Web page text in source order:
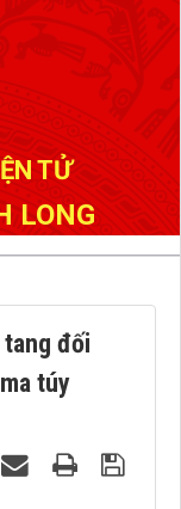
TỬ
LONG
tang đối
túy